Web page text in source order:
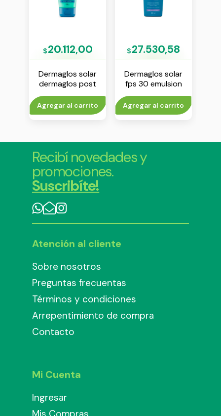
$20.112,00
Dermaglos solar
dermaglos post
solar refrescante
gel 150 g
Agregar al carrito
$27.530,58
Dermaglos solar
fps 30 emulsion
250 ml
Agregar al carrito
Recibí novedades y
promociones.
Suscribíte!
Atención al cliente
Sobre nosotros
Preguntas frecuentas
Términos y condiciones
Arrepentimiento de compra
Contacto
Mi Cuenta
Ingresar